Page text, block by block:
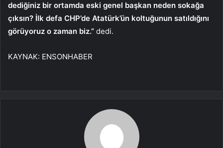
dediğiniz bir ortamda eski genel başkan neden sokağa
çıksın? İlk defa CHP’de Atatürk’ün koltuğunun satıldığını
görüyoruz o zaman biz.” dedi.
KAYNAK: ENSONHABER